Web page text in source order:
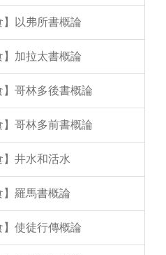
以弗所書概論
加拉太書概論
哥林多後書概論
哥林多前書概論
井水和活水
羅馬書概論
使徒行傳概論